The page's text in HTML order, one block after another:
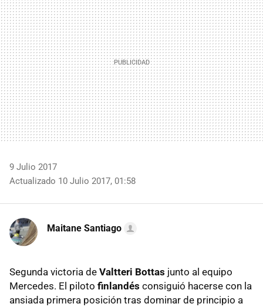
9 Julio 2017
Actualizado 10 Julio 2017, 01:58
Maitane Santiago
Segunda victoria de Valtteri Bottas junto al equipo
Mercedes. El piloto finlandés consiguió hacerse con la
ansiada primera posición tras dominar de principio a